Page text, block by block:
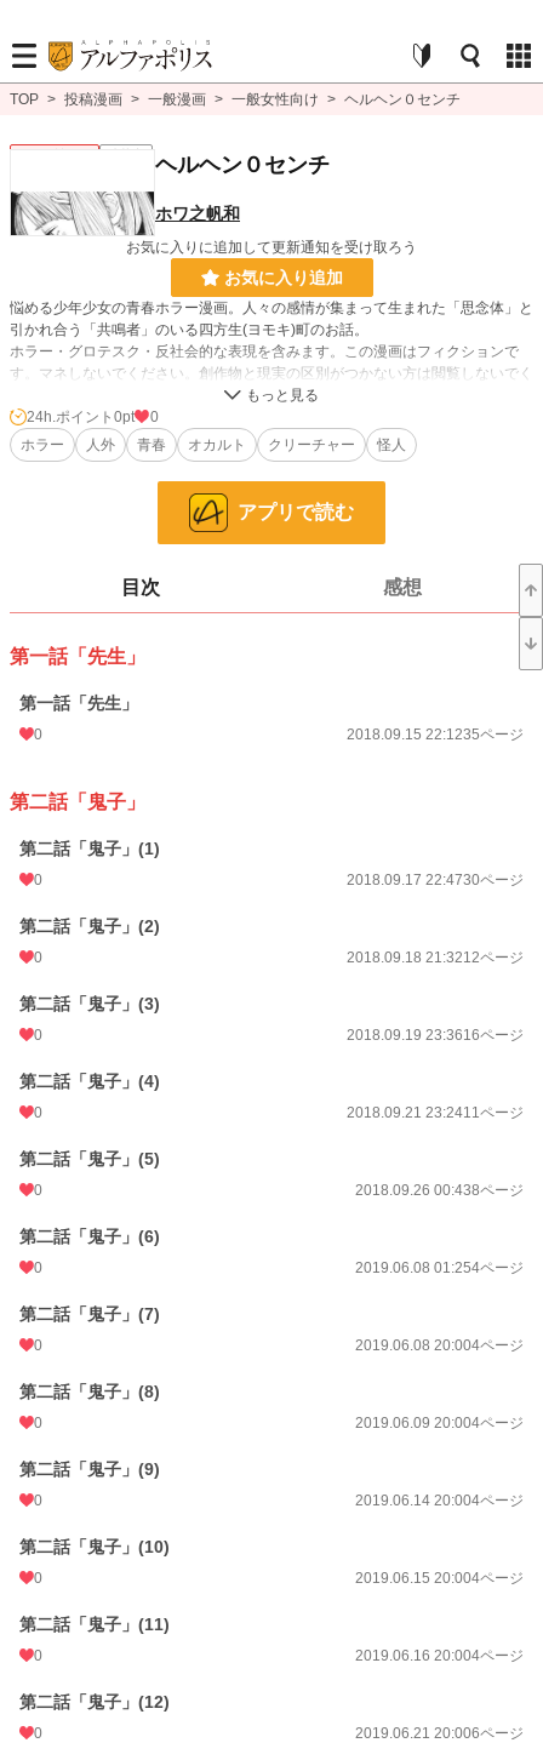
TOP > 投稿漫画 > 一般漫画 > 一般女性向け > ヘルヘン０センチ
ヘルヘン０センチ
ホワ之帆和
お気に入りに追加して更新通知を受け取ろう
お気に入り追加
悩める少年少女の青春ホラー漫画。人々の感情が集まって生まれた「思念体」と
引かれ合う「共鳴者」のいる四方生(ヨモキ)町のお話。
ホラー・グロテスク・反社会的な表現を含みます。この漫画はフィクションで
す。マネしないでください。創作物と現実の区別がつかない方は閲覧しないでく
漫画 8,555 位 / 8,555 件
2,538 位 / 2,538 件
0 pt
ページ数 178
更新日時 2021.10.18 00:45
初回公開日時 2018.09.15 22:12
週間ポイント
累計ポイント
24h.ポイント 0pt
0
ホラー
人外 青春 オカルト クリーチャー 怪人
アプリで読む
目次 感想
第一話「先生」
第一話「先生」
0 2018.09.15 22:1235ページ
第二話「鬼子」
第二話「鬼子」(1)
0 2018.09.17 22:4730ページ
第二話「鬼子」(2)
0 2018.09.18 21:3212ページ
第二話「鬼子」(3)
0 2018.09.19 23:3616ページ
第二話「鬼子」(4)
0 2018.09.21 23:2411ページ
第二話「鬼子」(5)
0 2018.09.26 00:438ページ
第二話「鬼子」(6)
0 2019.06.08 01:254ページ
第二話「鬼子」(7)
0 2019.06.08 20:004ページ
第二話「鬼子」(8)
0 2019.06.09 20:004ページ
第二話「鬼子」(9)
0 2019.06.14 20:004ページ
第二話「鬼子」(10)
0 2019.06.15 20:004ページ
第二話「鬼子」(11)
0 2019.06.16 20:004ページ
第二話「鬼子」(12)
0 2019.06.21 20:006ページ